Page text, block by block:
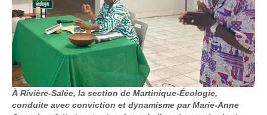
À Rivière-Salée, la section de Martinique-Écologie,
conduite avec conviction et dynamisme par Marie-Anne